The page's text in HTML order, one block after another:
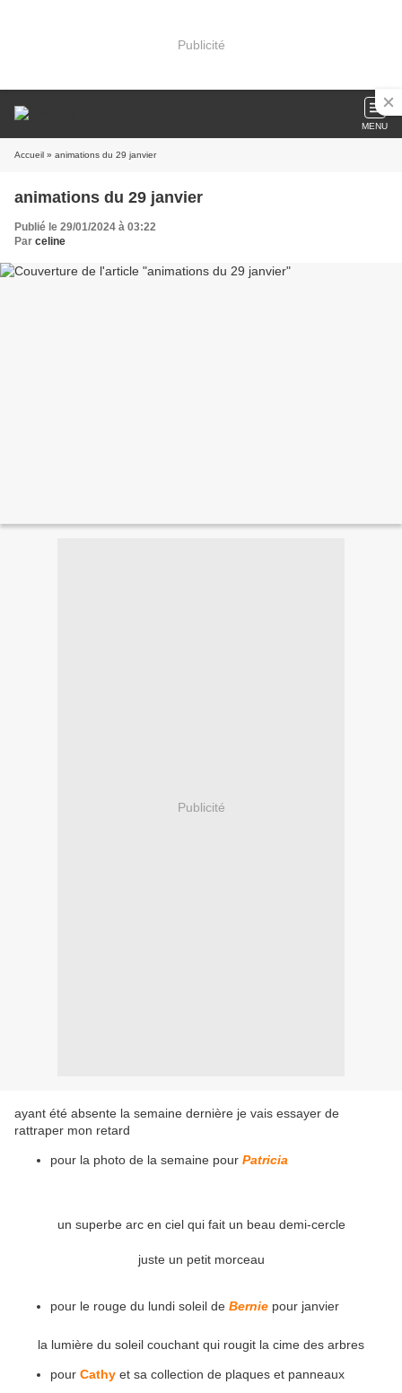
Publicité
MENU
Accueil » animations du 29 janvier
animations du 29 janvier
Publié le 29/01/2024 à 03:22
Par celine
Publicité
ayant été absente la semaine dernière je vais essayer de
rattraper mon retard
pour la photo de la semaine pour Patricia
un superbe arc en ciel qui fait un beau demi-cercle
juste un petit morceau
pour le rouge du lundi soleil de Bernie pour janvier
la lumière du soleil couchant qui rougit la cime des arbres
pour Cathy et sa collection de plaques et panneaux